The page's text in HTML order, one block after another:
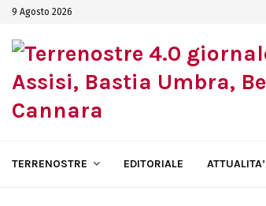
9 Agosto 2026
TERRENOSTRE EDITORIALE ATTUALITA’